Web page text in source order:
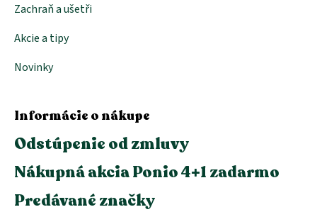
Zachraň a ušetři
Akcie a tipy
Novinky
Informácie o nákupe
Odstúpenie od zmluvy
Nákupná akcia Ponio 4+1 zadarmo
Predávané značky